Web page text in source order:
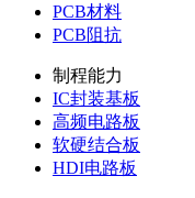
PCB材料
PCB阻抗
制程能力
IC封装基板
高频电路板
软硬结合板
HDI电路板